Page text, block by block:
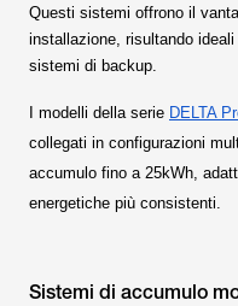
Questi sistemi offrono il
installazione, risultando
sistemi di backup.
I modelli della serie DELTA
collegati in configurazioni
accumulo fino a 25kWh,
energetiche più consistenti.
Sistemi di accumulo